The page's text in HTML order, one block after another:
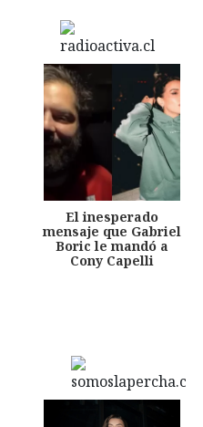
El inesperado
mensaje que Gabriel
Boric le mandó a
Cony Capelli